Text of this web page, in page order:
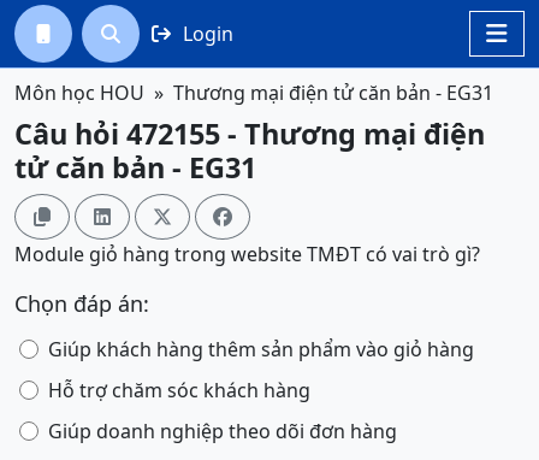

  Login
Môn học HOU Thương mại điện tử căn bản - EG31
Câu hỏi 472155 - Thương mại điện
tử căn bản - EG31
   
Module giỏ hàng trong website TMĐT có vai trò gì?
Chọn đáp án:
Giúp khách hàng thêm sản phẩm vào giỏ hàng
Hỗ trợ chăm sóc khách hàng
Giúp doanh nghiệp theo dõi đơn hàng